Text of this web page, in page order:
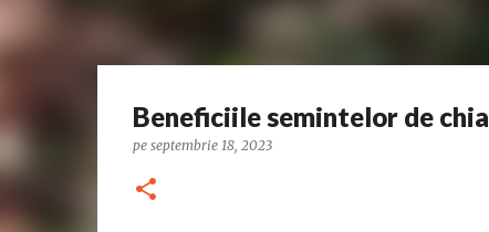
Beneficiile semintelor de chia
pe septembrie 18, 2023